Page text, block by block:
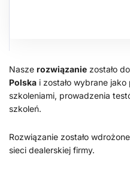
Nasze rozwiązanie zostało
Polska i zostało wybrane
szkoleniami, prowadzenia
szkoleń.
Rozwiązanie zostało
sieci dealerskiej firmy.